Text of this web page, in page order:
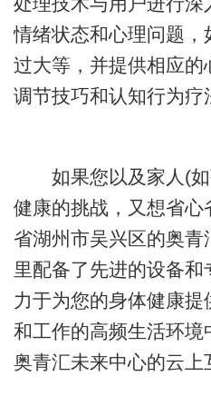
情绪状态和心理问题，
过大等，并提供相应
调节技巧和认知行为疗
如果您以及家人(如
健康的挑战，又想省心
省湖州市吴兴区的奥青
里配备了先进的设备
力于为您的身体健康
和工作的高频生活环境
奥青汇未来中心的云上